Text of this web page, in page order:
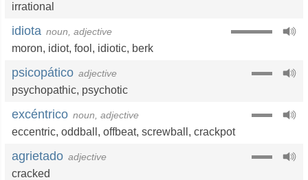
irrational
idiota noun, adjective
moron, idiot, fool , idiotic, berk
psicopático adjective
psychopathic, psychotic
excéntrico noun, adjective
eccentric, oddball , offbeat, screwball , crackpot
agrietado adjective
cracked